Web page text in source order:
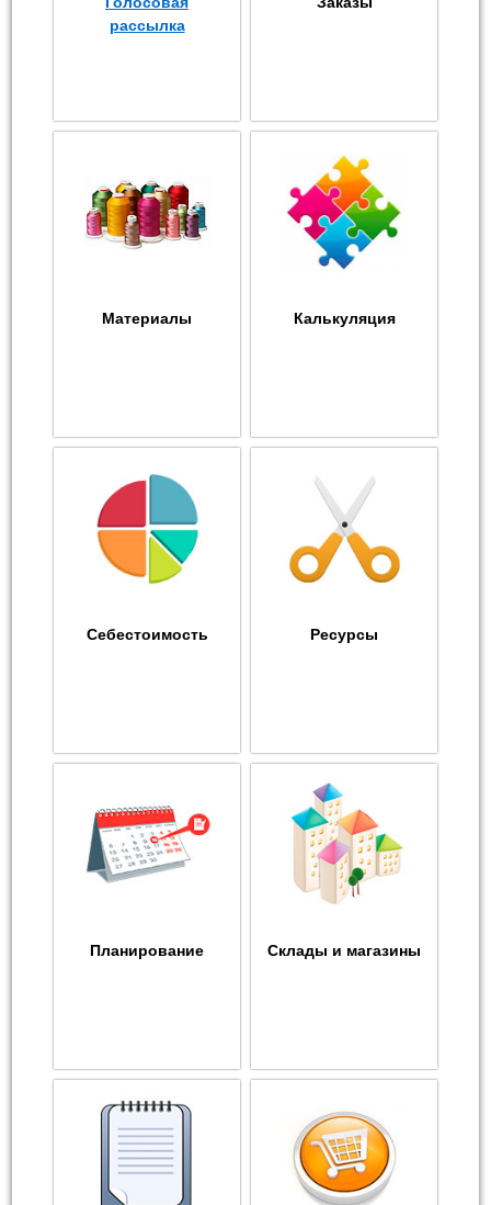
рассылка
Материалы Калькуляция
Себестоимость Ресурсы
Планирование Склады и магазины